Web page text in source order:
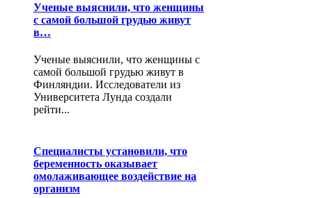
Ученые выяснили, что женщины
с самой большой грудью живут
в…
Ученые выяснили, что женщины с
самой большой грудью живут в
Финляндии. Исследователи из
Университета Лунда создали
рейти...
Специалисты установили, что
беременность оказывает
омолаживающее воздействие на
организм